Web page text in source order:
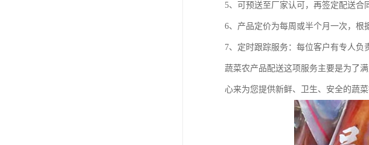
5、可预送至厂家认可，再签定配送合
6、产品定价为每周或半个月一次，根
7、定时跟踪服务：每位客户有专人负
蔬菜农产品配送这项服务主要是为了
心来为您提供新鲜、卫生、安全的蔬